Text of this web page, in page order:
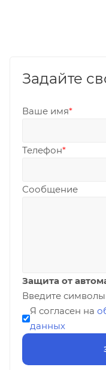
Задайте
Ваше имя*
Телефон*
Сообщение
Защита от
Введите
Я согласен на
данных